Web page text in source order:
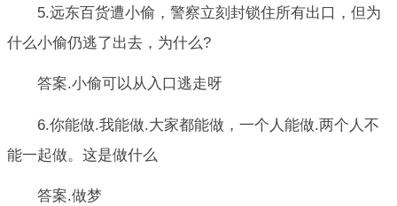
5.远东百货遭小偷，警察立刻封锁住所有出口，但为
什么小偷仍逃了出去，为什么?
答案.小偷可以从入口逃走呀
6.你能做.我能做.大家都能做，一个人能做.两个人不
能一起做。这是做什么
答案.做梦